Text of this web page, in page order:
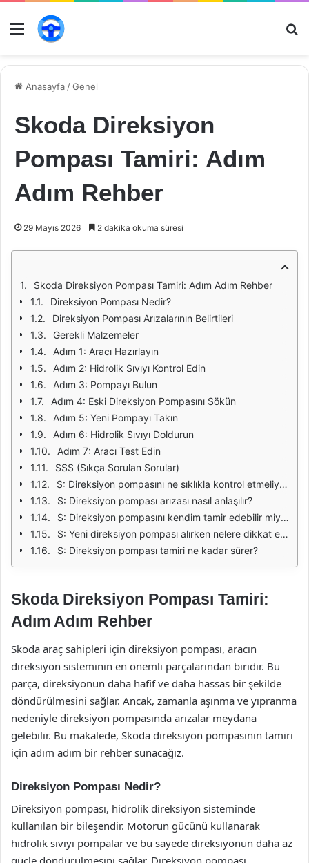
Menü
Anasayfa /Genel
Skoda Direksiyon
Pompası Tamiri: Adım
Adım Rehber
29 Mayıs 2026 2 dakika okuma süresi
Skoda Direksiyon Pompası Tamiri: Adım Adım Rehber
Direksiyon Pompası Nedir?
Direksiyon Pompası Arızalarının Belirtileri
Gerekli Malzemeler
Adım 1: Aracı Hazırlayın
Adım 2: Hidrolik Sıvıyı Kontrol Edin
Adım 3: Pompayı Bulun
Adım 4: Eski Direksiyon Pompasını Sökün
Adım 5: Yeni Pompayı Takın
Adım 6: Hidrolik Sıvıyı Doldurun
Adım 7: Aracı Test Edin
SSS (Sıkça Sorulan Sorular)
S: Direksiyon pompasını ne sıklıkla kontrol etmeliyim?
S: Direksiyon pompası arızası nasıl anlaşılır?
S: Direksiyon pompasını kendim tamir edebilir miyim?
S: Yeni direksiyon pompası alırken nelere dikkat etmeliyim?
S: Direksiyon pompası tamiri ne kadar sürer?
Skoda Direksiyon Pompası Tamiri:
Adım Adım Rehber
Skoda araç sahipleri için direksiyon pompası, aracın
direksiyon sisteminin en önemli parçalarından biridir. Bu
parça, direksiyonun daha hafif ve daha hassas bir şekilde
döndürülmesini sağlar. Ancak, zamanla aşınma ve yıpranma
nedeniyle direksiyon pompasında arızalar meydana
gelebilir. Bu makalede, Skoda direksiyon pompasının tamiri
için adım adım bir rehber sunacağız.
Direksiyon Pompası Nedir?
Direksiyon pompası, hidrolik direksiyon sisteminde
kullanılan bir bileşendir. Motorun gücünü kullanarak
hidrolik sıvıyı pompalar ve bu sayede direksiyonun daha az
güçle döndürülmesini sağlar. Direksiyon pompası